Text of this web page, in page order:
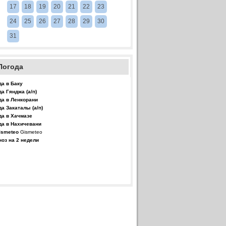
17 18 19 20 21 22 23
24 25 26 27 28 29 30
31
в Баку
Гянджа (а/п)
в Ленкорани
Закаталы (а/п)
в Хачмазе
в Нахичевани
Gismeteo
на 2 недели